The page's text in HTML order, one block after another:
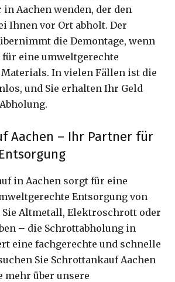
Aachen wenden, der den
Ihnen vor Ort abholt. Der
die Demontage, wenn
eine umweltgerechte
In vielen Fällen ist die
und Sie erhalten Ihr Geld
Aachen – Ihr Partner für
in Aachen sorgt für eine
Entsorgung von
Sie Altmetall, Elektroschrott oder
– die Schrottabholung in
eine fachgerechte und schnelle
Sie Schrottankauf Aachen
mehr über unsere